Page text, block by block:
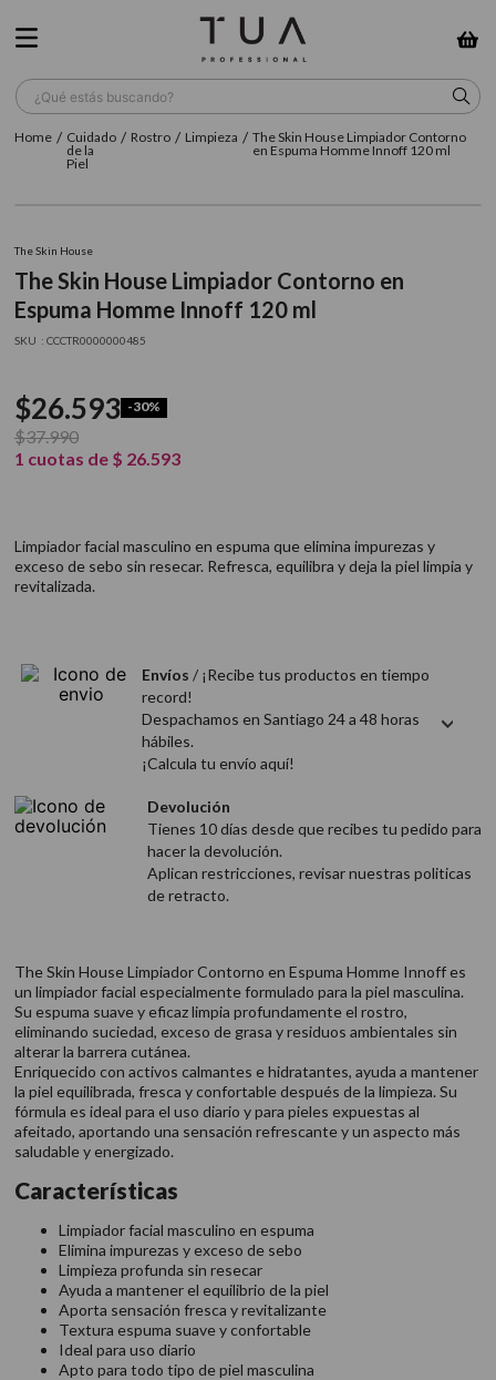
¿Qué estás buscando?
Cuidado
de la
Piel
Rostro Limpieza
The Skin House Limpiador Contorno
en Espuma Homme Innoff 120 ml
The Skin House
The Skin House Limpiador Contorno en
Espuma Homme Innoff 120 ml
: CCCTR0000000485
$26.593 -30%
$37.990
1 cuotas de $ 26.593
Limpiador facial masculino en espuma que elimina impurezas y
exceso de sebo sin resecar. Refresca, equilibra y deja la piel limpia y
revitalizada.
Envíos / ¡Recibe tus productos en tiempo
record!
Despachamos en Santiago 24 a 48 horas
hábiles.
¡Calcula tu envío aquí!
Devolución
Tienes 10 días desde que recibes tu pedido para
hacer la devolución.
Aplican restricciones, revisar nuestras politicas
de retracto.
The Skin House Limpiador Contorno en Espuma Homme Innoff es
un limpiador facial especialmente formulado para la piel masculina.
Su espuma suave y eficaz limpia profundamente el rostro,
eliminando suciedad, exceso de grasa y residuos ambientales sin
alterar la barrera cutánea.
Enriquecido con activos calmantes e hidratantes, ayuda a mantener
la piel equilibrada, fresca y confortable después de la limpieza. Su
fórmula es ideal para el uso diario y para pieles expuestas al
afeitado, aportando una sensación refrescante y un aspecto más
saludable y energizado.
Características
Limpiador facial masculino en espuma
Elimina impurezas y exceso de sebo
Limpieza profunda sin resecar
Ayuda a mantener el equilibrio de la piel
Aporta sensación fresca y revitalizante
Textura espuma suave y confortable
Ideal para uso diario
Apto para todo tipo de piel masculina
TÉRMINOS MÁS BUSCADOS
3 . farmavita
4. shampoo
7.
8. loreal
10. protector térmico